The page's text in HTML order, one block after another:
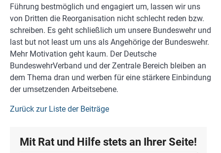
Führung bestmöglich und engagiert um, lassen wir uns
von Dritten die Reorganisation nicht schlecht reden bzw.
schreiben. Es geht schließlich um unsere Bundeswehr und
last but not least um uns als Angehörige der Bundeswehr.
Mehr Motivation geht kaum. Der Deutsche
BundeswehrVerband und der Zentrale Bereich bleiben an
dem Thema dran und werben für eine stärkere Einbindung
der umsetzenden Arbeitsebene.
Zurück zur Liste der Beiträge
Mit Rat und Hilfe stets an Ihrer Seite!